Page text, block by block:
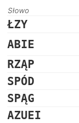
Słowo
ŁZY
ABIE
RZĄP
SPÓD
SPĄG
AZUEI